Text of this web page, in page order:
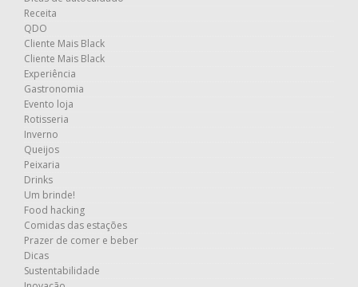
Receita
QDO
Cliente Mais Black
Cliente Mais Black
Experiência
Gastronomia
Evento loja
Rotisseria
Inverno
Queijos
Peixaria
Drinks
Um brinde!
Food hacking
Comidas das estações
Prazer de comer e beber
Dicas
Sustentabilidade